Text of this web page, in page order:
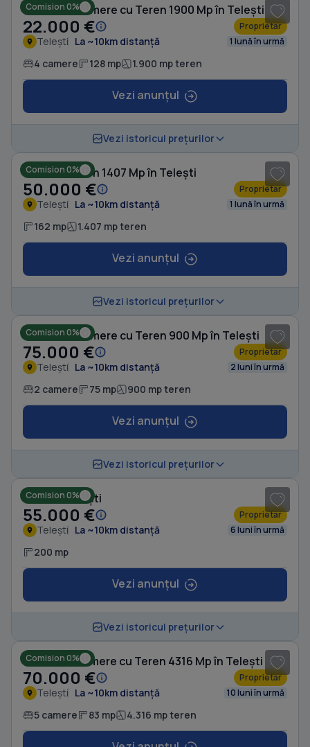
Comision 0%
Casă cu 4 camere cu Teren 1900 Mp în Telești
22.000 € Proprietar
Telești La ~10km distanță 1 lună în urmă
4 camere 128 mp 1.900 mp teren
Vezi anunțul
Vezi istoricul prețurilor
Comision 0%
Casă cu Teren 1407 Mp în Telești
50.000 € Proprietar
Telești La ~10km distanță 1 lună în urmă
162 mp 1.407 mp teren
Vezi anunțul
Vezi istoricul prețurilor
Comision 0%
Casă cu 2 camere cu Teren 900 Mp în Telești
75.000 € Proprietar
Telești La ~10km distanță 2 luni în urmă
2 camere 75 mp 900 mp teren
Vezi anunțul
Vezi istoricul prețurilor
Comision 0%
Casă în Telești
55.000 € Proprietar
Telești La ~10km distanță 6 luni în urmă
200 mp
Vezi anunțul
Vezi istoricul prețurilor
Comision 0%
Casă cu 5 camere cu Teren 4316 Mp în Telești
70.000 € Proprietar
Telești La ~10km distanță 10 luni în urmă
5 camere 83 mp 4.316 mp teren